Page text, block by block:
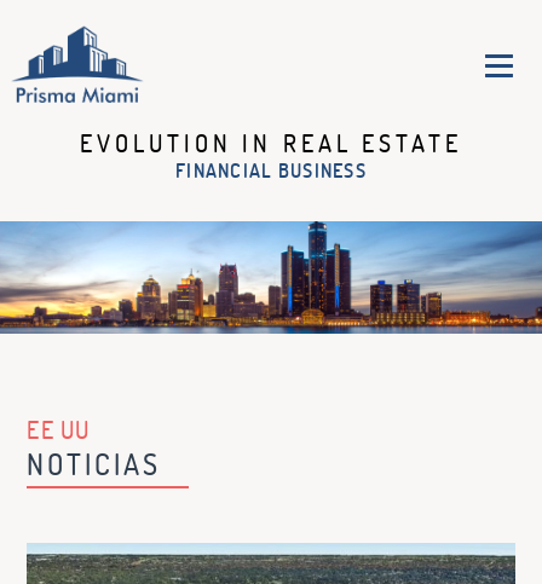
LA EMPRESA
PROPIEDADES
OPORTUNIDADES
NOTICIAS
PREGUNTAS
FRECUENTES
EVOLUTION IN REAL ESTATE
FINANCIAL BUSINESS
EE UU
NOTICIAS